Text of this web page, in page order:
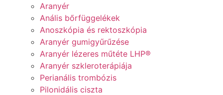
Aranyér
Anális bőrfüggelékek
Anoszkópia és rektoszkópia
Aranyér gumigyűrűzése
Aranyér lézeres műtéte LHP®
Aranyér szkleroterápiája
Perianális trombózis
Pilonidális ciszta